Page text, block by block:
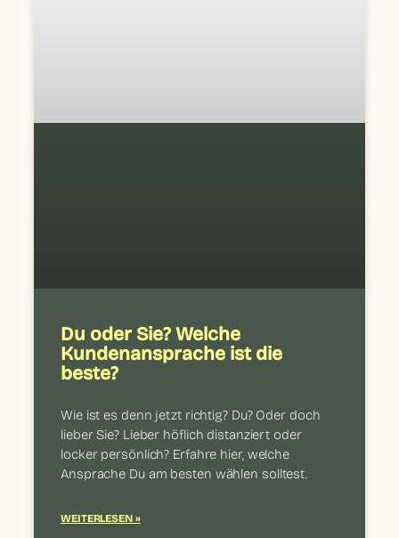
Du oder Sie? Welche
Kundenansprache ist die
beste?
Wie ist es denn jetzt richtig? Du? Oder doch
lieber Sie? Lieber höflich distanziert oder
locker persönlich? Erfahre hier, welche
Ansprache Du am besten wählen solltest.
WEITERLESEN »